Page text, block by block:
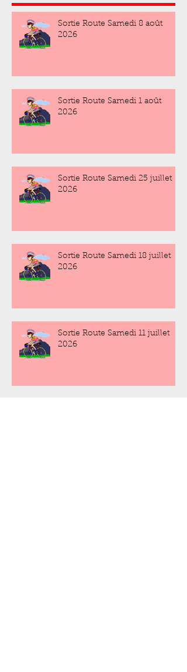
Sortie Route Samedi 8 août
2026
Sortie Route Samedi 1 août
2026
Sortie Route Samedi 25 juillet
2026
Sortie Route Samedi 18 juillet
2026
Sortie Route Samedi 11 juillet
2026